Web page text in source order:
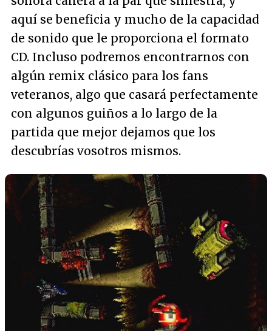
aquí se beneficia y mucho de la capacidad
de sonido que le proporciona el formato
CD. Incluso podremos encontrarnos con
algún remix clásico para los fans
veteranos, algo que casará perfectamente
con algunos guiños a lo largo de la
partida que mejor dejamos que los
descubrías vosotros mismos.